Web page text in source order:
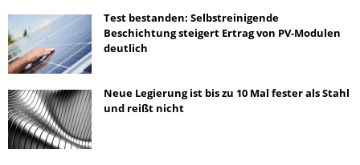
Test bestanden: Selbstreinigende
Beschichtung steigert Ertrag von PV-Modulen
deutlich
Neue Legierung ist bis zu 10 Mal fester als Stahl
und reißt nicht